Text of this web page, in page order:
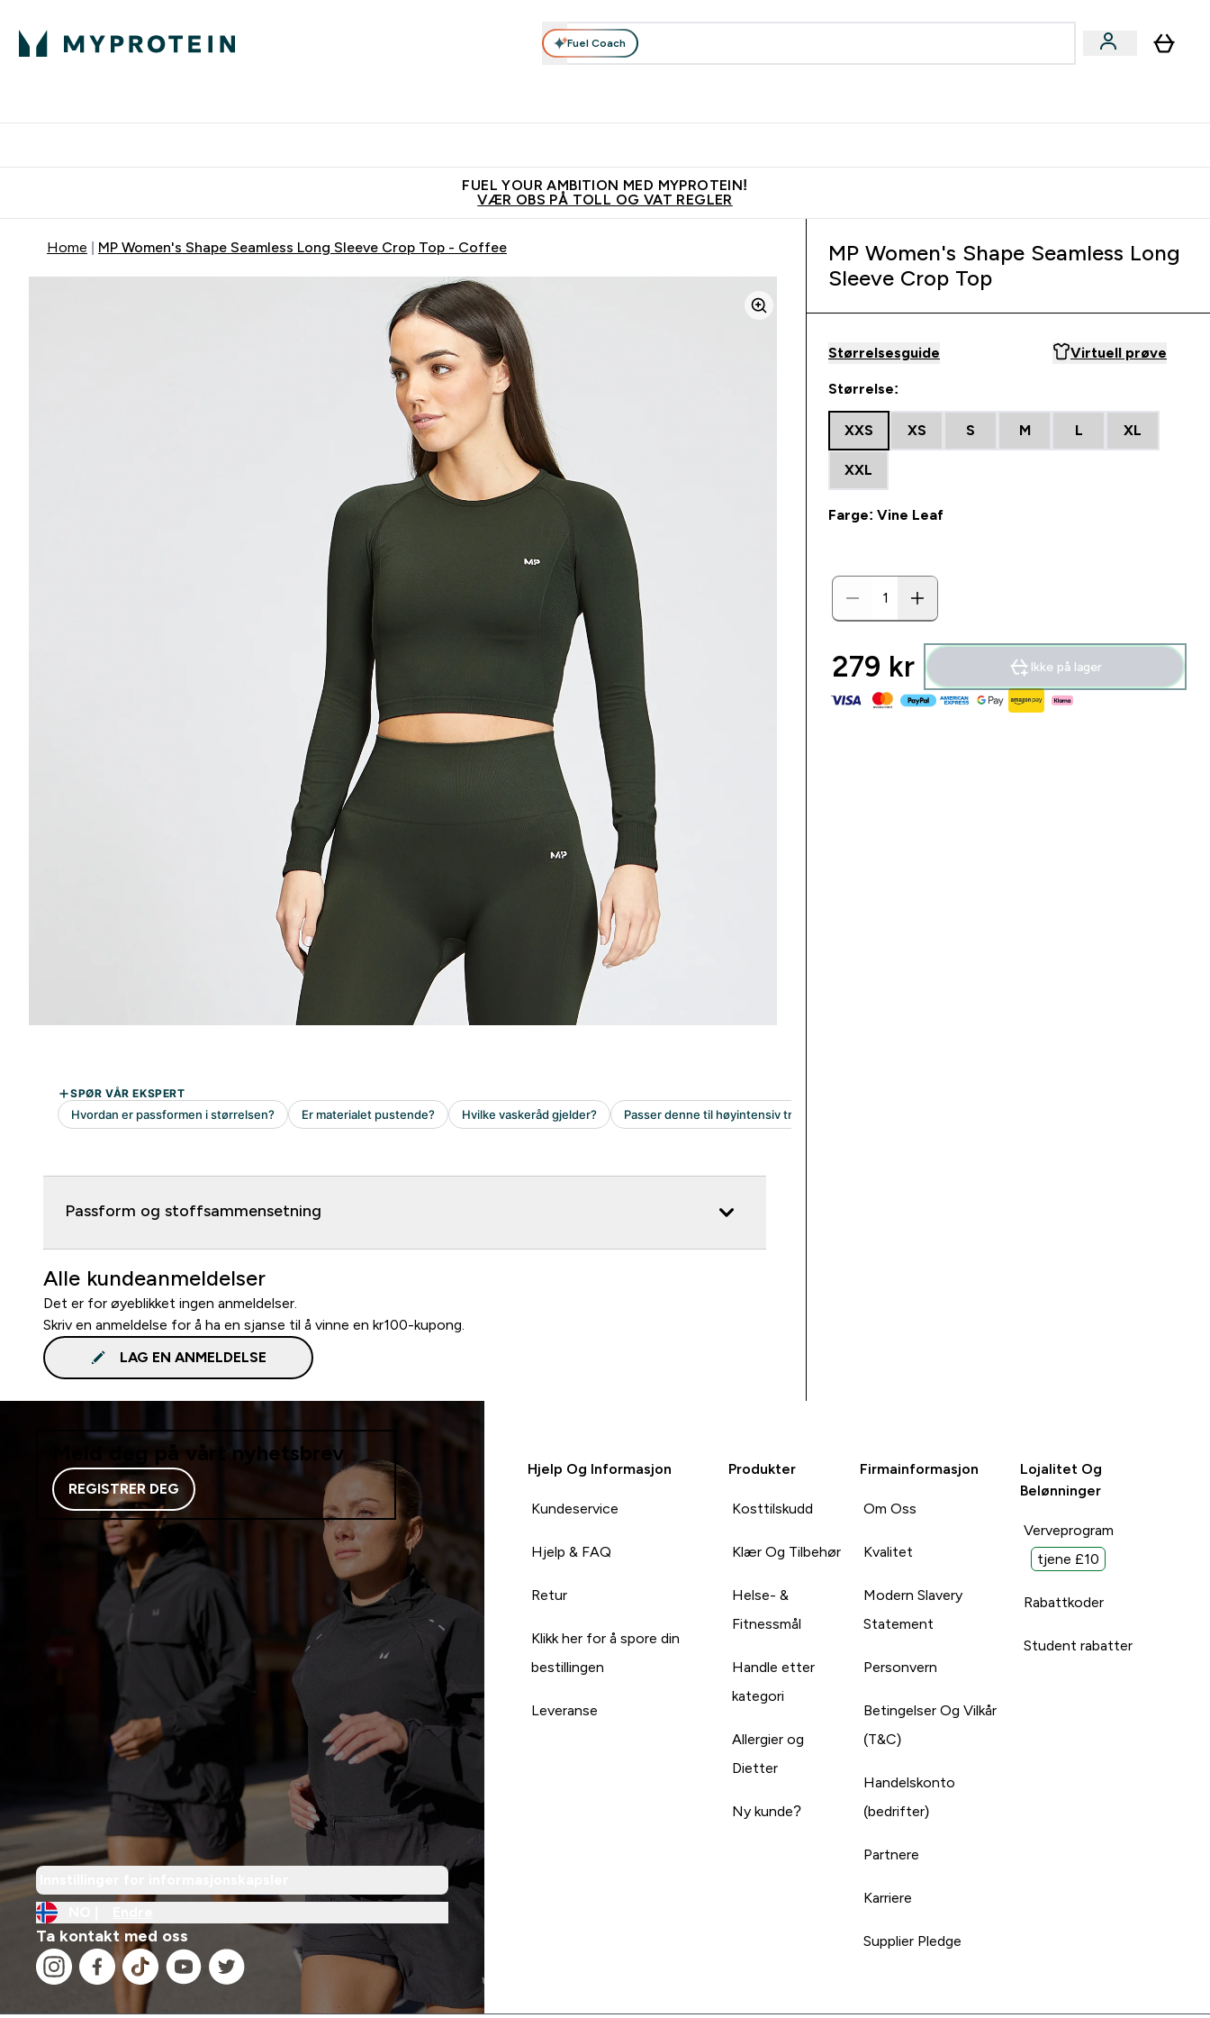
Fuel Coach
FUEL YOUR AMBITION MED MYPROTEIN!
VÆR OBS PÅ TOLL OG VAT REGLER
Home MP Women's Shape Seamless Long Sleeve Crop Top - Coffee
Passform og stoffsammensetning
Alle kundeanmeldelser
Det er for øyeblikket ingen anmeldelser.
Skriv en anmeldelse for å ha en sjanse til å vinne en kr100-kupong.
LAG EN ANMELDELSE
MP Women's Shape Seamless Long
Sleeve Crop Top
Størrelsesguide Virtuell prøve
Størrelse:
XXS XS S M L XL
XXL
Farge: Vine Leaf
279 kr‎ Ikke på lager
Meld deg på vårt nyhetsbrev
REGISTRER DEG
Ta kontakt med oss
Hjelp Og Informasjon
Kundeservice
Hjelp & FAQ
Retur
Klikk her for å spore din
bestillingen
Leveranse
Produkter
Kosttilskudd
Klær Og Tilbehør
Helse- &
Fitnessmål
Handle etter
kategori
Allergier og
Dietter
Ny kunde?
Firmainformasjon
Om Oss
Kvalitet
Modern Slavery
Statement
Personvern
Betingelser Og Vilkår
(T&C)
Handelskonto
(bedrifter)
Partnere
Karriere
Supplier Pledge
Lojalitet Og
Belønninger
Verveprogram
tjene £10
Rabattkoder
Student rabatter